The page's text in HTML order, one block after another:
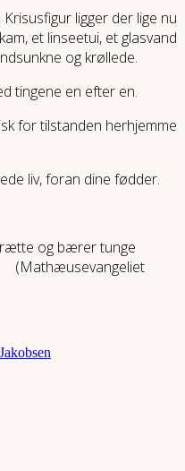
ligger der lige nu
et linseetui, et glasvand
og krøllede.
tingene en efter en.
for tilstanden herhjemme
liv, foran dine fødder.
og bærer tunge
(Mathæusevangeliet